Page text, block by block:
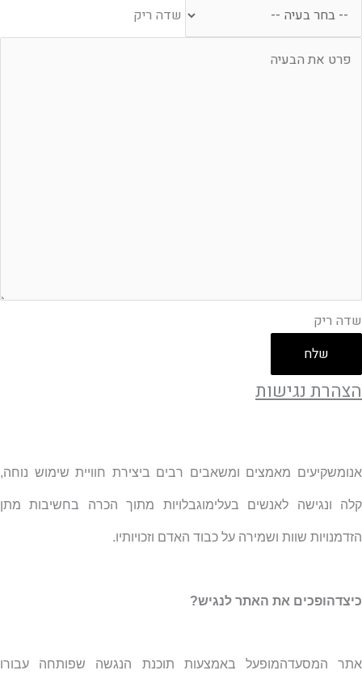
שדה ריק
שדה ריק
שלח
הצהרת נגישות
אנומשקיעים מאמצים ומשאבים רבים ביצירת חוויית שימוש נוחה,
קלה ונגישה לאנשים בעלימוגבלויות מתוך הכרה בחשיבות מתן
הזדמנויות שוות ושמירה על כבוד האדם וזכויותיו.
כיצדהופכים את האתר לנגיש?
אתר המסעדהמופעל באמצעות תוכנת הנגשה שפותחה עבורו